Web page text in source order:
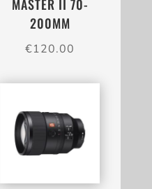
MASTER II 70-
200MM
€120.00